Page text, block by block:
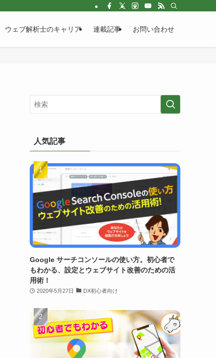
ウェブ解析士のキャリア 連載記事 お問い合わせ
人気記事
Google サーチコンソールの使い方。初心者で
もわかる、設定とウェブサイト改善のための活
用術！
2020年5月27日 DX初心者向け